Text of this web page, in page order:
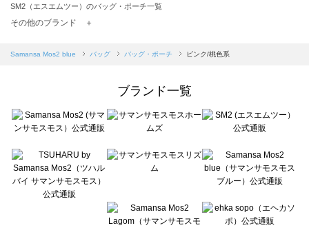
SM2（エスエムツー）のバッグ・ポーチ一覧
Samansa Mos2 blue（サマンサモスモス ブルー）のバッグ・ポーチ一覧
sō4ū（ソウフォーユー）のバッグ・ポーチ一覧
Te chichi（テチチ）のバッグ・ポーチ一覧
Te chichi CLASSIC（テチチ クラシック）のバッグ・ポーチ一覧
Lugnoncure（ルノンキュール）のバッグ・ポーチ一覧
BETTY'S BLUE（べティーズブルー）のバッグ・ポーチ一覧
Wpc.（ワールドパーティー）のバッグ・ポーチ一覧
その他のブランド ＋
Samansa Mos2 blue バッグ バッグ・ポーチ ピンク/桃色系
ブランド一覧